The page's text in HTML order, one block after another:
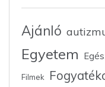
Ajánló
Egyetem
Filmek